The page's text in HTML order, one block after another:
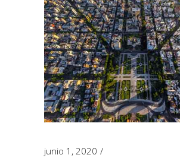
junio 1, 2020